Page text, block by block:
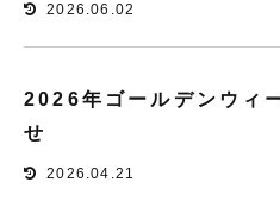
2026.06.02
2026年ゴールデンウィ
せ
2026.04.21